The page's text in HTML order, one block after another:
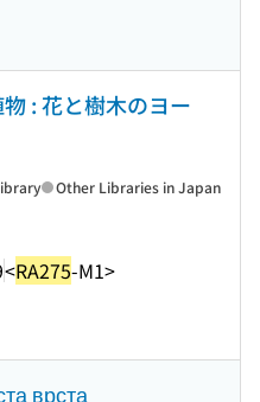
: 花と樹木のヨー
<RA275-M1>
Other Libraries in Japan
врста